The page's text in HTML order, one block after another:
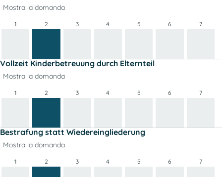
Mostra la domanda
1 2 3 4 5 6 7
Vollzeit Kinderbetreuung durch Elternteil
Mostra la domanda
1 2 3 4 5 6 7
Bestrafung statt Wiedereingliederung
Mostra la domanda
1 2 3 4 5 6 7